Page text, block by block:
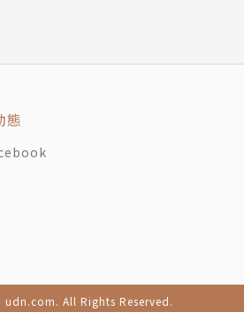
態
udn.com. All Rights Reserved.